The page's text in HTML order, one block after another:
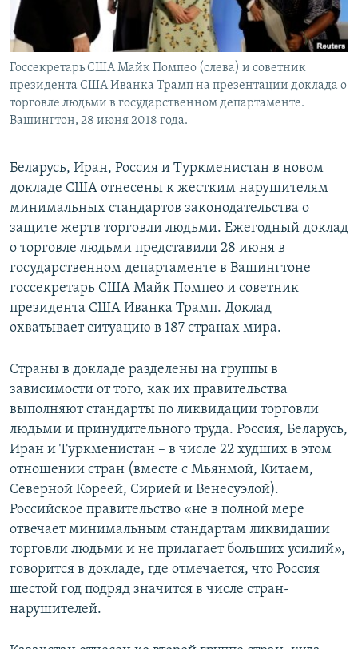
Госсекретарь США Майк Помпео (слева) и советник
президента США Иванка Трамп на презентации доклада о
торговле людьми в государственном департаменте.
Вашингтон, 28 июня 2018 года.
Беларусь, Иран, Россия и Туркменистан в новом
докладе США отнесены к жестким нарушителям
минимальных стандартов законодательства о
защите жертв торговли людьми. Ежегодный доклад
о торговле людьми представили 28 июня в
государственном департаменте в Вашингтоне
госсекретарь США Майк Помпео и советник
президента США Иванка Трамп. Доклад
охватывает ситуацию в 187 странах мира.
Страны в докладе разделены на группы в
зависимости от того, как их правительства
выполняют стандарты по ликвидации торговли
людьми и принудительного труда. Россия, Беларусь,
Иран и Туркменистан – в числе 22 худших в этом
отношении стран (вместе с Мьянмой, Китаем,
Северной Кореей, Сирией и Венесуэлой).
Российское правительство «не в полной мере
отвечает минимальным стандартам ликвидации
торговли людьми и не прилагает больших усилий»,
говорится в докладе, где отмечается, что Россия
шестой год подряд значится в числе стран-
нарушителей.